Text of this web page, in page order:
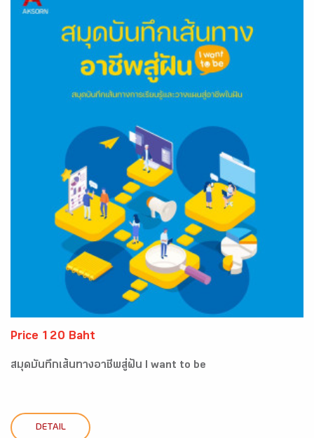
Price 120 Baht
สมุดบันทึกเส้นทางอาชีพสู่ฝัน I want to be
DETAIL